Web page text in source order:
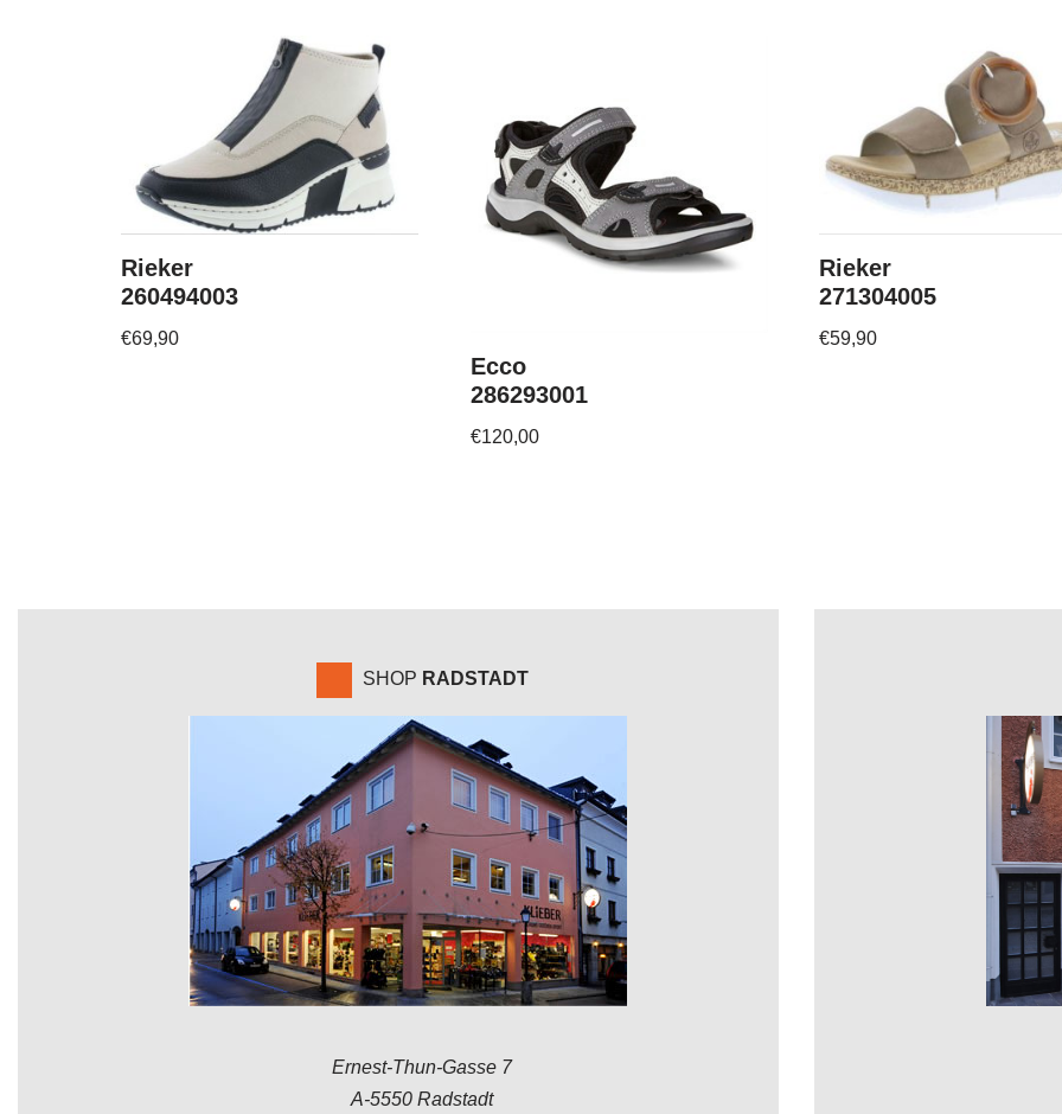
Rieker
260494003
€69,90
Ecco
286293001
€120,00
Rieker
271304005
€59,90
SHOP RADSTADT
Ernest-Thun-Gasse 7
A-5550 Radstadt